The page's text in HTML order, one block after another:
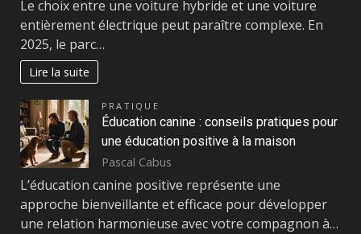
Le choix entre une voiture hybride et une voiture
entièrement électrique peut paraître complexe. En
2025, le parc…
Lire la suite
PRATIQUE
Éducation canine : conseils pratiques pour
une éducation positive à la maison
Pascal Cabus
L’éducation canine positive représente une
approche bienveillante et efficace pour développer
une relation harmonieuse avec votre compagnon à…